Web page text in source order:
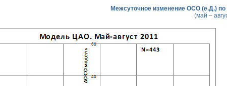
Межсуточное изменение ОСО (е.Д.)
(май –